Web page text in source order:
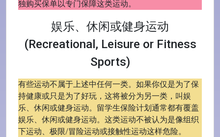
独购买保单以专门保障这类运动。
娱乐、休闲或健身运动
(Recreational, Leisure or Fitness
Sports)
有些运动不属于上述中任何一类。如果你仅是为了保
持健康或只是为了好玩，这将被分为另一类，叫娱
乐、休闲或健身运动。留学生保险计划通常都有覆盖
娱乐、休闲或健身运动。这类运动不被认为是像组织
下运动、极限/冒险运动或接触性运动这样危险。